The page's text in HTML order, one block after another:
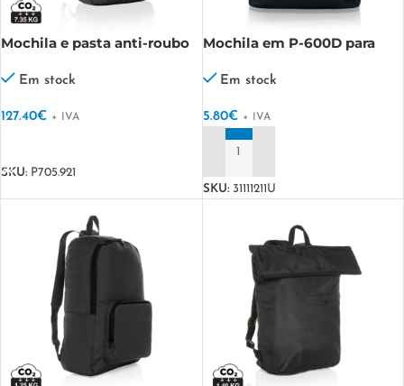
Mochila e pasta anti-roubo
Em stock
127.40€ + IVA
SKU: P705.921
Mochila em P-600D para
Em stock
5.80€ + IVA
SKU: 31111211U